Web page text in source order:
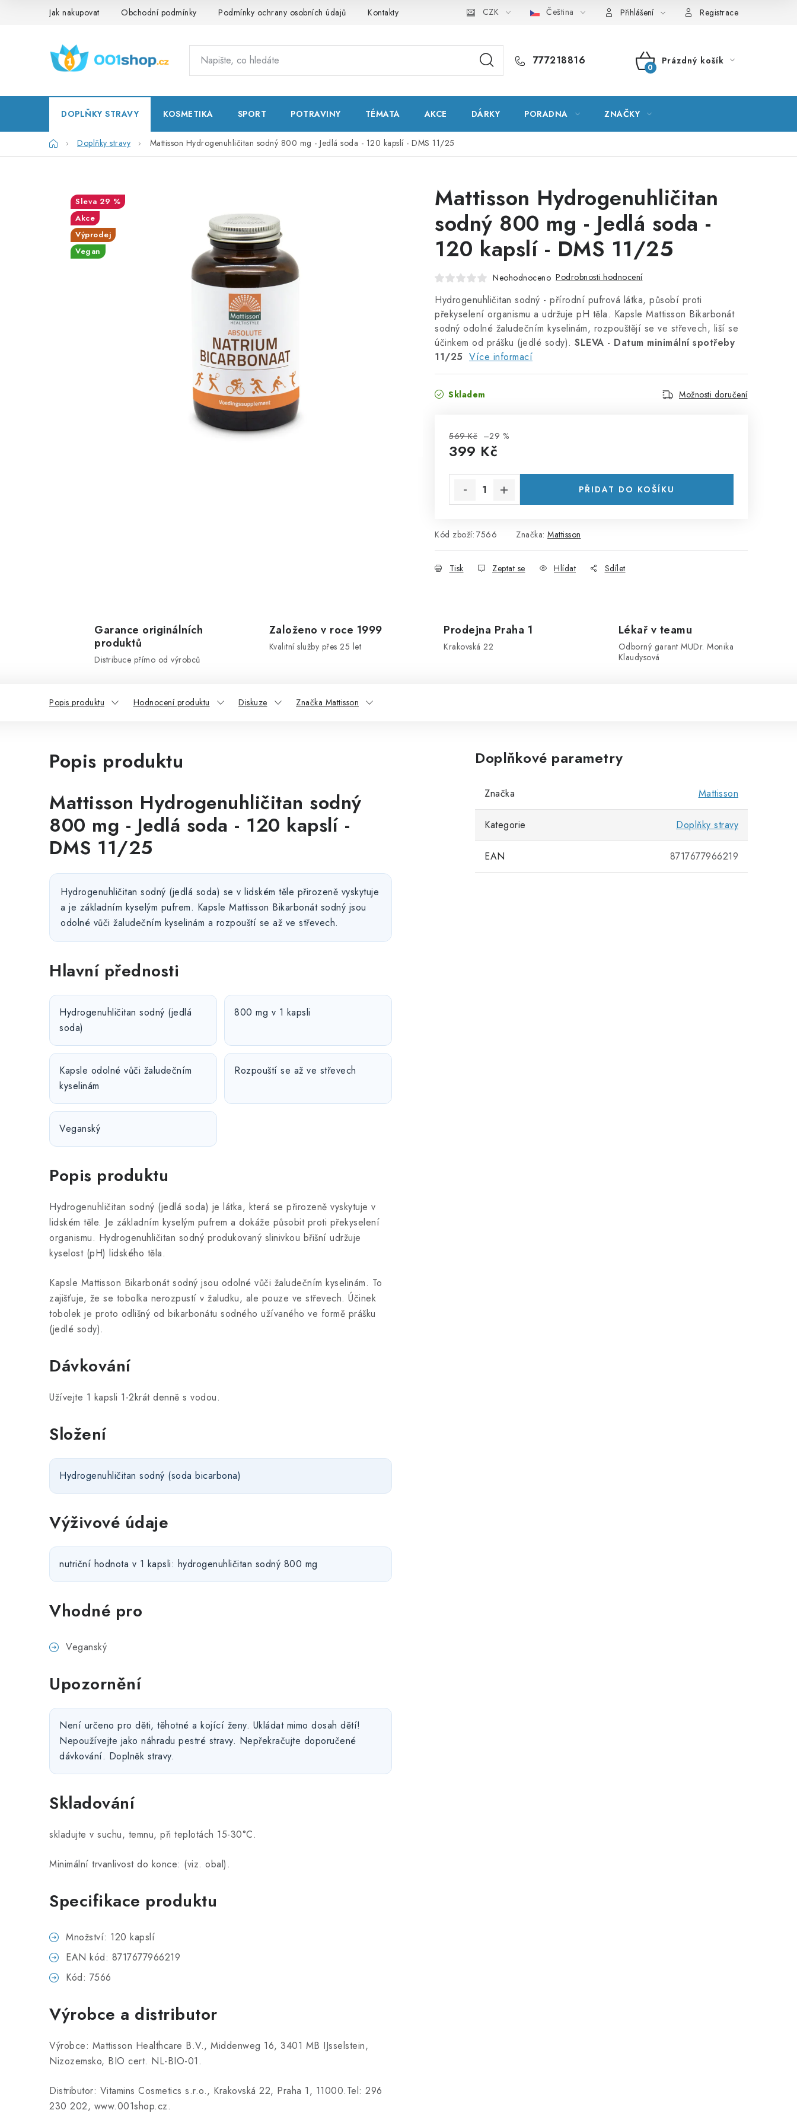
Jak nakupovat Obchodní podmínky Podmínky ochrany osobních údajů Kontakty Natural Health Store Slovník pojmů Mapa serveru Moje objednávka
CZK Čeština Přihlášení Registrace
777218816
NÁKUPNÍ
Prázdný košík
DOPLŇKY STRAVY KOSMETIKA SPORT POTRAVINY TÉMATA AKCE DÁRKY PORADNA ZNAČKY
DomůDoplňky stravy Mattisson Hydrogenuhličitan sodný 800 mg - Jedlá soda - 120 kapslí - DMS 11/25
Mattisson Hydrogenuhličitan
sodný 800 mg - Jedlá soda -
120 kapslí - DMS 11/25
Neohodnoceno Podrobnosti hodnocení
Hydrogenuhličitan sodný - přírodní pufrová látka, působí proti
překyselení organismu a udržuje pH těla. Kapsle Mattisson Bikarbonát
sodný odolné žaludečním kyselinám, rozpouštějí se ve střevech, liší se
účinkem od prášku (jedlé sody). SLEVA - Datum minimální spotřeby
11/25 Více informací
Skladem Možnosti doručení
569 Kč –29 %
399 Kč
PŘIDAT DO KOŠÍKU
Kód zboží: 7566 Značka: Mattisson
Tisk Zeptat se Hlídat Sdílet
29 %
Akce
Výprodej
Vegan
Garance originálních
produktů
Distribuce přímo od výrobců
Založeno v roce 1999
Kvalitní služby přes 25 let
Prodejna Praha 1
Krakovská 22
Lékař v teamu
Odborný garant MUDr. Monika
Klaudysová
Popis produktu Hodnocení produktu Diskuze Značka Mattisson
Popis produktu
Mattisson Hydrogenuhličitan sodný
800 mg - Jedlá soda - 120 kapslí -
DMS 11/25
Hydrogenuhličitan sodný (jedlá soda) se v lidském těle přirozeně vyskytuje
a je základním kyselým pufrem. Kapsle Mattisson Bikarbonát sodný jsou
odolné vůči žaludečním kyselinám a rozpouští se až ve střevech.
Hlavní přednosti
Hydrogenuhličitan sodný (jedlá
soda)
800 mg v 1 kapsli
Kapsle odolné vůči žaludečním
kyselinám
Rozpouští se až ve střevech
Veganský
Popis produktu
Hydrogenuhličitan sodný (jedlá soda) je látka, která se přirozeně vyskytuje v
lidském těle. Je základním kyselým pufrem a dokáže působit proti překyselení
organismu. Hydrogenuhličitan sodný produkovaný slinivkou břišní udržuje
kyselost (pH) lidského těla.
Kapsle Mattisson Bikarbonát sodný jsou odolné vůči žaludečním kyselinám. To
zajišťuje, že se tobolka nerozpustí v žaludku, ale pouze ve střevech. Účinek
tobolek je proto odlišný od bikarbonátu sodného užívaného ve formě prášku
(jedlé sody).
Dávkování
Užívejte 1 kapsli 1-2krát denně s vodou.
Složení
Hydrogenuhličitan sodný (soda bicarbona)
Výživové údaje
nutriční hodnota v 1 kapsli: hydrogenuhličitan sodný 800 mg
Vhodné pro
Veganský
Upozornění
Není určeno pro děti, těhotné a kojící ženy. Ukládat mimo dosah dětí!
Nepoužívejte jako náhradu pestré stravy. Nepřekračujte doporučené
dávkování. Doplněk stravy.
Skladování
skladujte v suchu, temnu, při teplotách 15-30°C.
Minimální trvanlivost do konce: (viz. obal).
Specifikace produktu
Množství: 120 kapslí
EAN kód: 8717677966219
Kód: 7566
Výrobce a distributor
Výrobce: Mattisson Healthcare B.V., Middenweg 16, 3401 MB IJsselstein,
Nizozemsko, BIO cert. NL-BIO-01.
Distributor: Vitamins Cosmetics s.r.o., Krakovská 22, Praha 1, 11000.Tel: 296
230 202, www.001shop.cz.
Doplňkové parametry
Značka Mattisson
Kategorie Doplňky stravy
EAN 8717677966219